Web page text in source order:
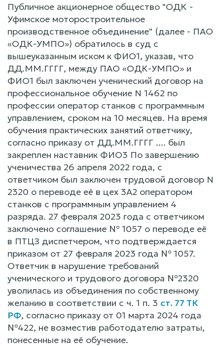
Публичное акционерное общество "ОДК -
Уфимское моторостроительное
производственное объединение" (далее - ПАО
«ОДК-УМПО») обратилось в суд с
вышеуказанным иском к ФИО1, указав, что
ДД.ММ.ГГГГ, между ПАО «ОДК-УМПО» и
ФИО1 был заключен ученический договор на
профессиональное обучение N 1462 по
профессии оператор станков с программным
управлением, сроком на 10 месяцев. На время
обучения практических занятий ответчику,
согласно приказу от ДД.ММ.ГГГГ .... был
закреплен наставник ФИО3 По завершению
ученичества 26 апреля 2022 года, с
ответчиком был заключен трудовой договор N
2320 о переводе её в цех 3А2 оператором
станков с программным управлением 4
разряда. 27 февраля 2023 года с ответчиком
заключено соглашение № 1057 о переводе её
в ПТЦЗ диспетчером, что подтверждается
приказом от 27 февраля 2023 года № 1057.
Ответчик в нарушение требований
ученического и трудового договора №2320
уволилась из объединения по собственному
желанию в соответствии с ч. 1 п. 3 ст. 77 ТК
РФ, согласно приказу от 01 марта 2024 года
№422, не возместив работодателю затраты,
понесенные на её обучение.